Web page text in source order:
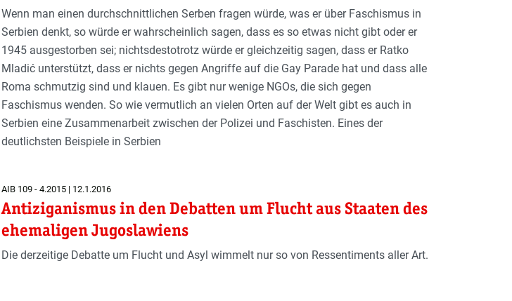
Wenn man einen durchschnittlichen Serben fragen würde, was er über Faschismus in
Serbien denkt, so würde er wahrscheinlich sagen, dass es so etwas nicht gibt oder er
1945 ausgestorben sei; nichtsdestotrotz würde er gleichzeitig sagen, dass er Ratko
Mladić unterstützt, dass er nichts gegen Angriffe auf die Gay Parade hat und dass alle
Roma schmutzig sind und klauen. Es gibt nur wenige NGOs, die sich gegen
Faschismus wenden. So wie vermutlich an vielen Orten auf der Welt gibt es auch in
Serbien eine Zusammenarbeit zwischen der Polizei und Faschisten. Eines der
deutlichsten Beispiele in Serbien
AIB 109 - 4.2015 | 12.1.2016
Antiziganismus in den Debatten um Flucht aus Staaten des
ehemaligen Jugoslawiens
Die derzeitige Debatte um Flucht und Asyl wimmelt nur so von Ressentiments aller Art.